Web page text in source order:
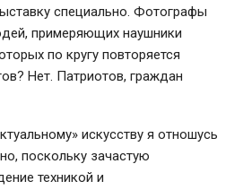
специально. Фотографы
примеряющих наушники
по кругу повторяется
Нет. Патриотов, граждан
искусству я отношусь
поскольку зачастую
техникой и